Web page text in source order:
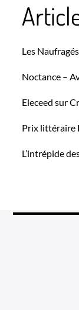
Les
Noctance –
Eleceed sur
Prix littéraire
L’intrépide